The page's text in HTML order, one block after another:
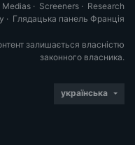
Medias · Screeners · Research
· Глядацька панель Франція
залишається власністю
законного власника.
українська